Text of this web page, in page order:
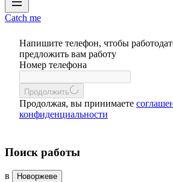
Catch me
Напишите телефон, чтобы
предложить вам работу
Номер телефона
Продолжить
Продолжая, вы принимаете
конфиденциальности
Поиск работы
в Новоржеве